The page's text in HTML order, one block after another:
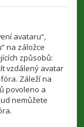
avataru“,
na záložce
způsobů:
vzdálený avatar
Záleží na
povoleno a
nemůžete